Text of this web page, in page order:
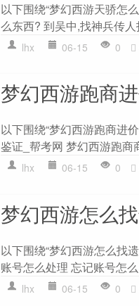
以下围绕“梦幻西游天骄怎
么东西? 到吴中,找神兵传
lhx 06-15 0
梦幻西游跑商
以下围绕“梦幻西游跑商进
鉴证_帮考网 梦幻西游跑商
lhx 06-15 0
梦幻西游怎么
以下围绕“梦幻西游怎么找
账号怎么处理 忘记账号怎
lhx 06-15 0